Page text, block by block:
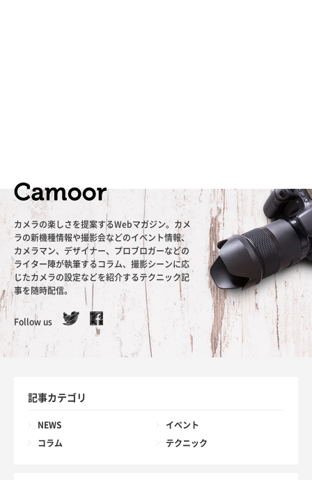
カメラの楽しさを提案するWebマガジン。カメ
ラの新機種情報や撮影会などのイベント情報、
カメラマン、デザイナー、プロブロガーなどの
ライター陣が執筆するコラム、撮影シーンに応
じたカメラの設定などを紹介するテクニック記
事を随時配信。
Follow us
記事カテゴリ
NEWS イベント
コラム テクニック